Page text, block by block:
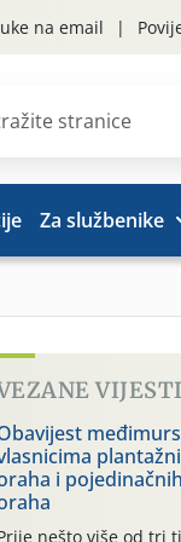
na email
Za službenike
VIJESTI
i
nešto više od tri